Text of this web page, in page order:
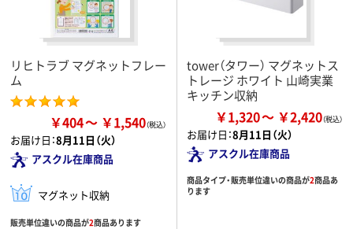
リヒトラブ マグネットフレー
ム
￥404 ￥1,540
お届け日：8月11日（火）
アスクル在庫商品
マグネット収納
販売単位違いの商品が2商品あります
tower（タワー） マグネットス
トレージ ホワイト 山崎実業
キッチン収納
￥1,320 ￥2,420
お届け日：8月11日（火）
アスクル在庫商品
商品タイプ・販売単位違いの商品が2商品あ
ります